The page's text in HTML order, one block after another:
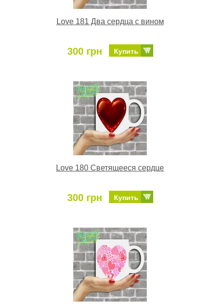
Love 181 Два сердца с вином
300 грн Купить
Love 180 Светящееся сердце
300 грн Купить